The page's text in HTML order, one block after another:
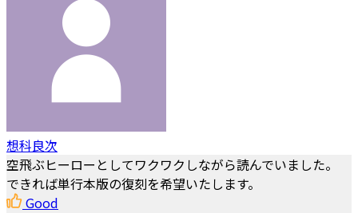
想科良次
空飛ぶヒーローとしてワクワクしながら読んでいました。
できれば単行本版の復刻を希望いたします。
Good